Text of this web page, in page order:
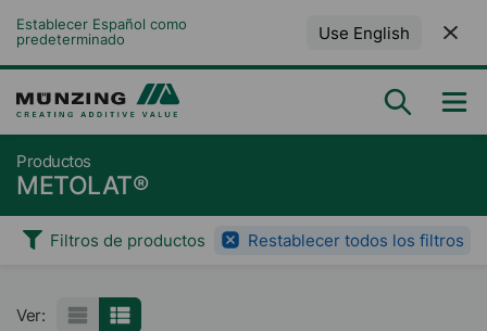
Establecer Español como
predeterminado
Use English
Productos
METOLAT®
Filtros de productos Restablecer todos los filtros
Ver: